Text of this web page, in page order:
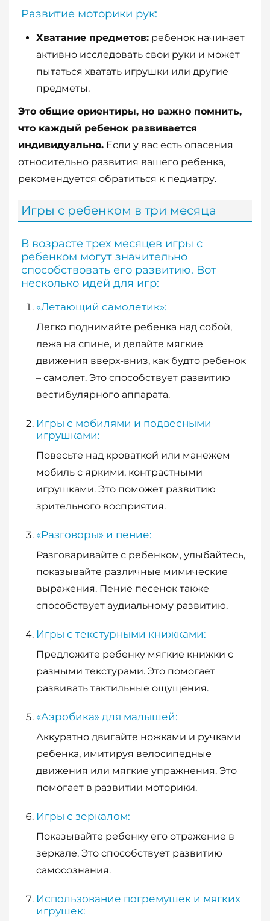
Развитие моторики рук:
Хватание предметов: ребенок начинает
активно исследовать свои руки и может
пытаться хватать игрушки или другие
предметы.
Это общие ориентиры, но важно помнить,
что каждый ребенок развивается
индивидуально. Если у вас есть опасения
относительно развития вашего ребенка,
рекомендуется обратиться к педиатру.
Игры с ребенком в три месяца
В возрасте трех месяцев игры с
ребенком могут значительно
способствовать его развитию. Вот
несколько идей для игр:
«Летающий самолетик»:
Легко поднимайте ребенка над собой,
лежа на спине, и делайте мягкие
движения вверх-вниз, как будто ребенок
– самолет. Это способствует развитию
вестибулярного аппарата.
Игры с мобилями и подвесными
игрушками:
Повесьте над кроваткой или манежем
мобиль с яркими, контрастными
игрушками. Это поможет развитию
зрительного восприятия.
«Разговоры» и пение:
Разговаривайте с ребенком, улыбайтесь,
показывайте различные мимические
выражения. Пение песенок также
способствует аудиальному развитию.
Игры с текстурными книжками:
Предложите ребенку мягкие книжки с
разными текстурами. Это помогает
развивать тактильные ощущения.
«Аэробика» для малышей:
Аккуратно двигайте ножками и ручками
ребенка, имитируя велосипедные
движения или мягкие упражнения. Это
помогает в развитии моторики.
Игры с зеркалом:
Показывайте ребенку его отражение в
зеркале. Это способствует развитию
самосознания.
Использование погремушек и мягких
игрушек: